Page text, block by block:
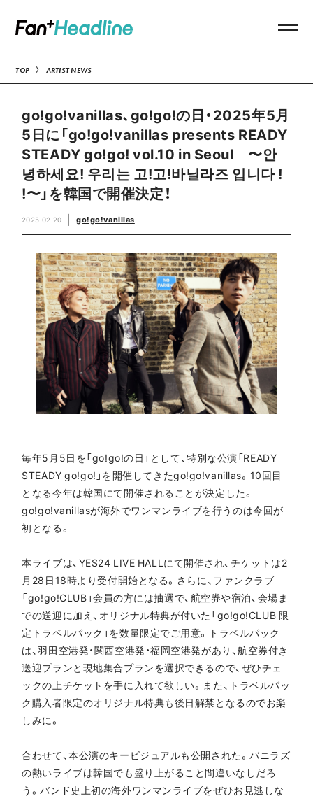
TOP ARTIST NEWS
go!go!vanillas、go!go!の日・2025年5月
5日に「go!go!vanillas presents READY
STEADY go!go! vol.10 in Seoul 〜안
녕하세요! 우리는 고!고!바닐라즈 입니다 !
!〜」を韓国で開催決定！
2025.02.20 go!go!vanillas
毎年5月5日を「go!go!の日」として、特別な公演「READY
STEADY go!go!」を開催してきたgo!go!vanillas。10回目
となる今年は韓国にて開催されることが決定した。
go!go!vanillasが海外でワンマンライブを行うのは今回が
初となる。
本ライブは、YES24 LIVE HALLにて開催され、チケットは2
月28日18時より受付開始となる。さらに、ファンクラブ
「go!go!CLUB」会員の方には抽選で、航空券や宿泊、会場ま
での送迎に加え、オリジナル特典が付いた「go!go!CLUB 限
定トラベルパック」を数量限定でご用意。トラベルパック
は、羽田空港発・関西空港発・福岡空港発があり、航空券付き
送迎プランと現地集合プランを選択できるので、ぜひチェ
ックの上チケットを手に入れて欲しい。また、トラベルパッ
ク購入者限定のオリジナル特典も後日解禁となるのでお楽
しみに。
合わせて、本公演のキービジュアルも公開された。バニラズ
の熱いライブは韓国でも盛り上がること間違いなしだろ
う。バンド史上初の海外ワンマンライブをぜひお見逃しな